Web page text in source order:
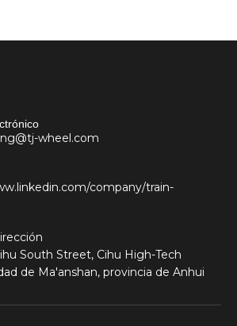
wheel.com
company/train-
South Street, Cihu High-Tech
de Ma'anshan, provincia de Anhui